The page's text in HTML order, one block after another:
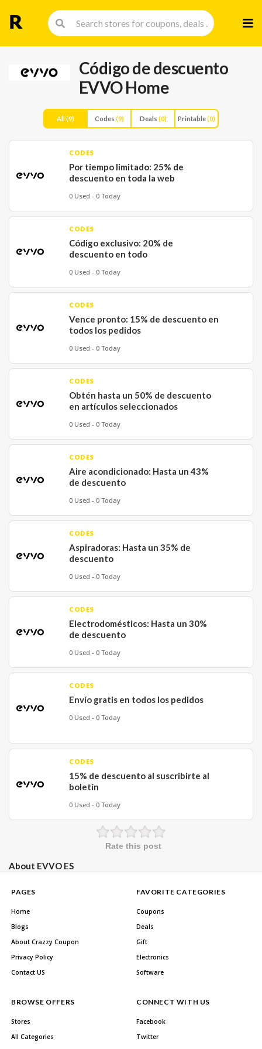
to
Código de descuento
EVVO Home
All(9) Codes (9) Deals (0) Printable(0)
CODES
Por tiempo limitado: 25% de
descuento en toda la web
0 Used - 0 Today
CODES
Código exclusivo: 20% de
descuento en todo
0 Used - 0 Today
CODES
Vence pronto: 15% de descuento en
todos los pedidos
0 Used - 0 Today
CODES
Obtén hasta un 50% de descuento
en artículos seleccionados
0 Used - 0 Today
CODES
Aire acondicionado: Hasta un 43%
de descuento
0 Used - 0 Today
CODES
Aspiradoras: Hasta un 35% de
descuento
0 Used - 0 Today
CODES
Electrodomésticos: Hasta un 30%
de descuento
0 Used - 0 Today
CODES
Envío gratis en todos los pedidos
0 Used - 0 Today
CODES
15% de descuento al suscribirte al
boletín
0 Used - 0 Today
Rate this post
About EVVO ES
PAGES
Home
Blogs
About Crazzy Coupon
Privacy Policy
Contact US
FAVORITE CATEGORIES
Coupons
Deals
Gift
Electronics
Software
BROWSE OFFERS
Stores
All Categories
CONNECT WITH US
Facebook
Twitter